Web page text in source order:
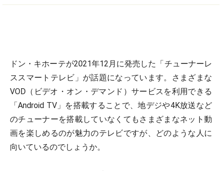
ドン・キホーテが2021年12月に発売した「チューナーレ
ススマートテレビ」が話題になっています。さまざまな
VOD（ビデオ・オン・デマンド）サービスを利用できる
「Android TV」を搭載することで、地デジや4K放送など
のチューナーを搭載していなくてもさまざまなネット動
画を楽しめるのが魅力のテレビですが、どのような人に
向いているのでしょうか。